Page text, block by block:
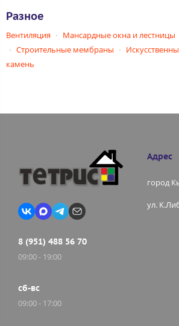
Разное
Вентиляция Мансардные окна и лестницы
Строительные мембраны
камень
8 (951) 488 56 70
09:00 - 19:00
сб-вс
09:00 - 17:00
Адрес
город
ул.